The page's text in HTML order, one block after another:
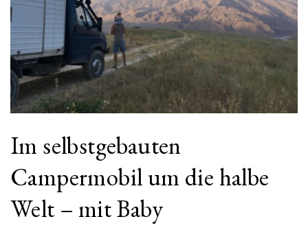
Im selbstgebauten
Campermobil um die halbe
Welt – mit Baby